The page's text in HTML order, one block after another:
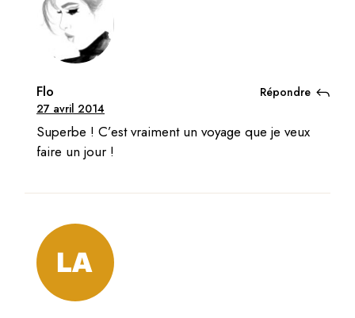
Flo
27 avril 2014
Superbe ! C’est vraiment un voyage que je veux
faire un jour !
Répondre